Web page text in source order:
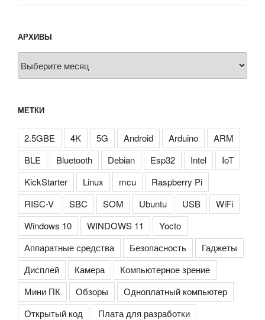
АРХИВЫ
МЕТКИ
2.5GBE 4K 5G Android Arduino
ARM
BLE
Bluetooth Debian Esp32 Intel
IoT
KickStarter
Linux mcu
Raspberry Pi
RISC-V
SBC SOM Ubuntu USB
WiFi
Windows 10
WINDOWS 11
Yocto
Аппаратные средства
Безопасность
Гаджеты
Дисплей
Камера
Компьютерное зрение
Мини ПК
Обзоры
Одноплатный компьютер
Открытый код
Плата для разработки